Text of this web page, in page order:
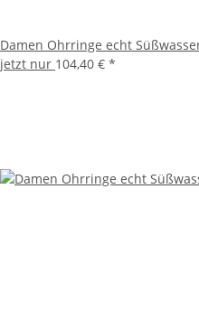
Damen Ohrringe echt
jetzt nur 104,40 € *